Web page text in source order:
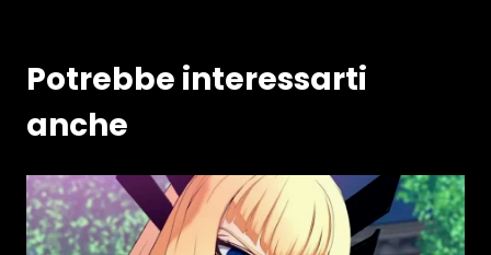
Potrebbe interessarti
anche